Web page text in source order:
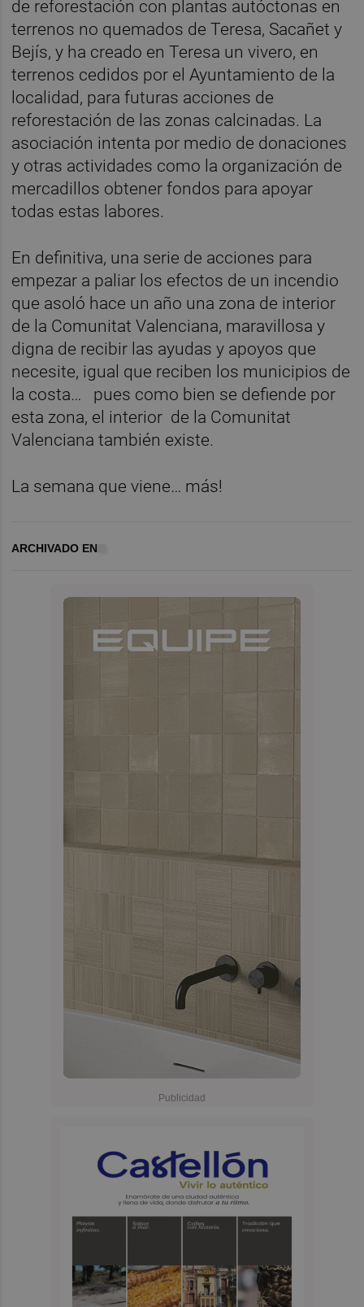
de reforestación con plantas autóctonas en
terrenos no quemados de Teresa, Sacañet y
Bejís, y ha creado en Teresa un vivero, en
terrenos cedidos por el Ayuntamiento de la
localidad, para futuras acciones de
reforestación de las zonas calcinadas. La
asociación intenta por medio de donaciones
y otras actividades como la organización de
mercadillos obtener fondos para apoyar
todas estas labores.
En definitiva, una serie de acciones para
empezar a paliar los efectos de un incendio
que asoló hace un año una zona de interior
de la Comunitat Valenciana, maravillosa y
digna de recibir las ayudas y apoyos que
necesite, igual que reciben los municipios de
la costa… pues como bien se defiende por
esta zona, el interior de la Comunitat
Valenciana también existe.
La semana que viene… más!
ARCHIVADO EN